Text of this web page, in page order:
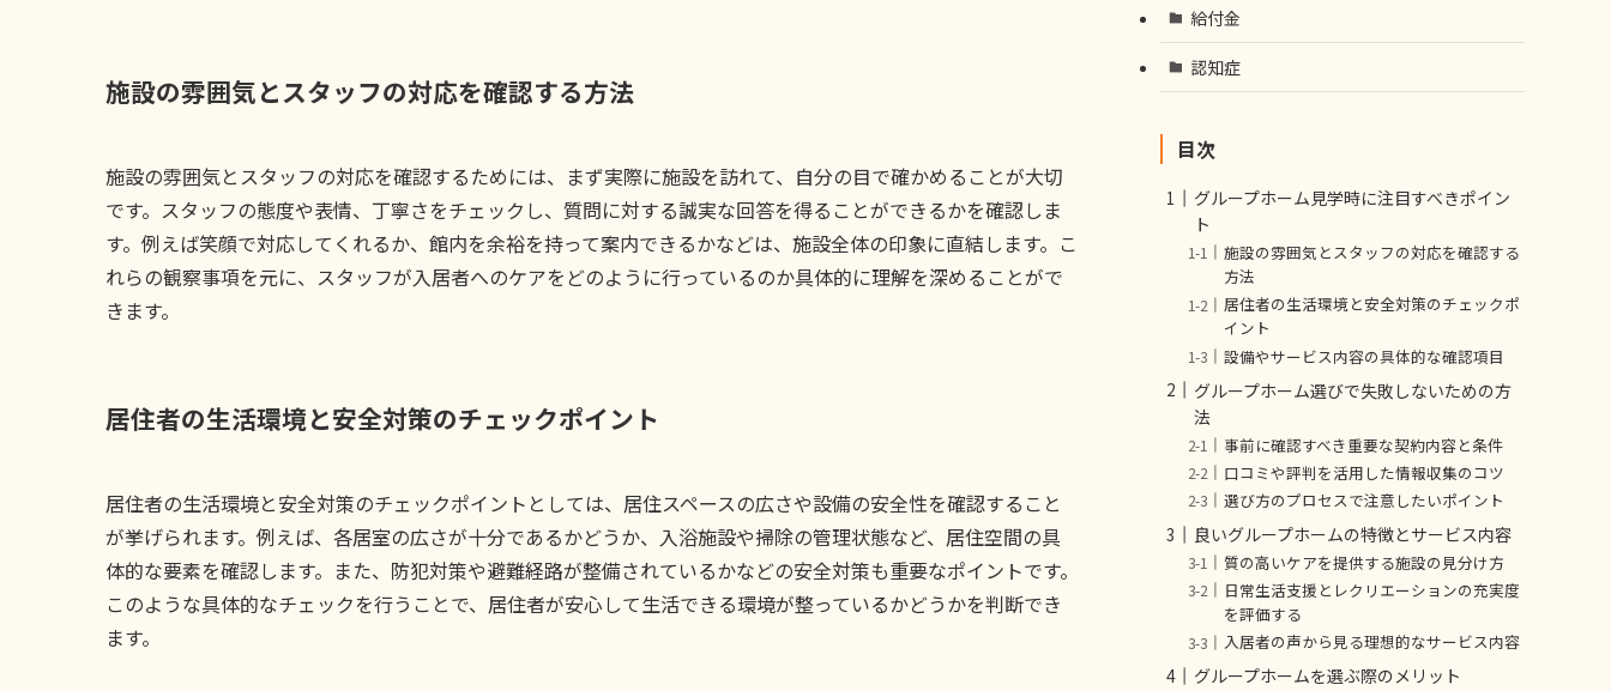
施設の雰囲気とスタッフの対応を確認する方法
施設の雰囲気とスタッフの対応を確認するためには、まず実際に施設を訪れて、自分の目で確かめることが大切
です。スタッフの態度や表情、丁寧さをチェックし、質問に対する誠実な回答を得ることができるかを確認しま
す。例えば笑顔で対応してくれるか、館内を余裕を持って案内できるかなどは、施設全体の印象に直結します。こ
れらの観察事項を元に、スタッフが入居者へのケアをどのように行っているのか具体的に理解を深めることがで
きます。
居住者の生活環境と安全対策のチェックポイント
居住者の生活環境と安全対策のチェックポイントとしては、居住スペースの広さや設備の安全性を確認すること
が挙げられます。例えば、各居室の広さが十分であるかどうか、入浴施設や掃除の管理状態など、居住空間の具
体的な要素を確認します。また、防犯対策や避難経路が整備されているかなどの安全対策も重要なポイントです。
このような具体的なチェックを行うことで、居住者が安心して生活できる環境が整っているかどうかを判断でき
ます。
給付金
認知症
目次
グループホーム見学時に注目すべきポイン
ト
施設の雰囲気とスタッフの対応を確認する
方法
居住者の生活環境と安全対策のチェックポ
イント
設備やサービス内容の具体的な確認項目
グループホーム選びで失敗しないための方
法
事前に確認すべき重要な契約内容と条件
口コミや評判を活用した情報収集のコツ
選び方のプロセスで注意したいポイント
良いグループホームの特徴とサービス内容
質の高いケアを提供する施設の見分け方
日常生活支援とレクリエーションの充実度
を評価する
入居者の声から見る理想的なサービス内容
グループホームを選ぶ際のメリット